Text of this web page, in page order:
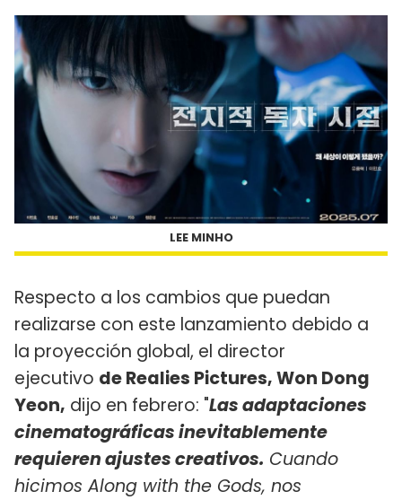
LEE MINHO
Respecto a los cambios que puedan
realizarse con este lanzamiento debido a
la proyección global, el director
ejecutivo de Realies Pictures,Won Dong
Yeon, dijo en febrero: "Las adaptaciones
cinematográficas inevitablemente
requieren ajustes creativos. Cuando
hicimos Along with the Gods, nos